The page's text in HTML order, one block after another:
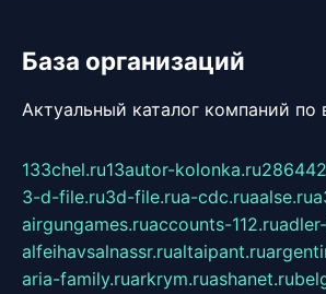
База организаций
Актуальный каталог компаний по
133chel.ru13autor-kolonka.ru
3-d-file.ru3d-file.rua-cdc.ruaalse.ru
airgungames.ruaccounts-112.ru
alfeihavsalnassr.rualtaipant.ru
aria-family.ruarkrym.ruashanet.ru